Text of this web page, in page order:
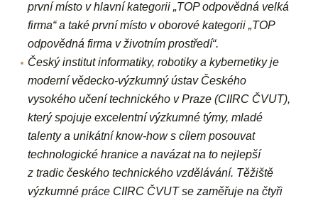
první místo v hlavní kategorii „TOP odpovědná velká
firma“ a také první místo v oborové kategorii „TOP
odpovědná firma v životním prostředí“.
Český institut informatiky, robotiky a kybernetikyje
moderní vědecko-výzkumný ústav Českého
vysokého učení technického v Praze (CIIRC ČVUT),
který spojuje excelentní výzkumné týmy, mladé
talenty a unikátní know-how s cílem posouvat
technologické hranice a navázat na to nejlepší
z tradic českého technického vzdělávání. Těžiště
výzkumné práce CIIRC ČVUT se zaměřuje na čtyři